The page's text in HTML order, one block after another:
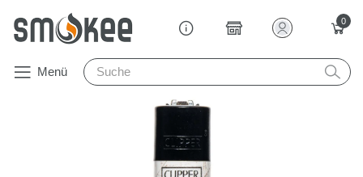
0
Menü